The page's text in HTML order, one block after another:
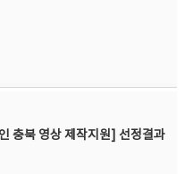
충북 영상 제작지원] 선정결과